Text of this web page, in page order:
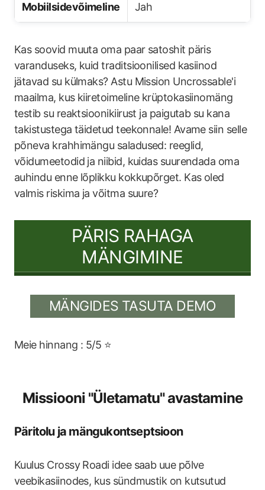
Mobiilsidevõimeline Jah
Kas soovid muuta oma paar satoshit päris
varanduseks, kuid traditsioonilised kasiinod
jätavad su külmaks? Astu Mission Uncrossable'i
maailma, kus kiiretoimeline krüptokasiinomäng
testib su reaktsioonikiirust ja paigutab su kana
takistustega täidetud teekonnale! Avame siin selle
põneva krahhimängu saladused: reeglid,
võidumeetodid ja niibid, kuidas suurendada oma
auhindu enne lõplikku kokkupõrget. Kas oled
valmis riskima ja võitma suure?
PÄRIS RAHAGA
MÄNGIMINE
MÄNGIDES TASUTA DEMO
Meie hinnang : 5/5 ⭐
Missiooni "Ületamatu" avastamine
Päritolu ja mängukontseptsioon
Kuulus Crossy Roadi idee saab uue põlve
veebikasiinodes, kus sündmustik on kutsutud